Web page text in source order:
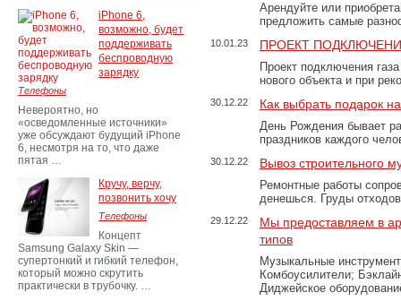
Арендуйте или
предложить самые
10.01.23 ПРОЕКТ
Проект подключения
нового объекта и при
30.12.22 Как выбрать подарок
День Рождения бывает
праздников каждого
30.12.22 Вывоз строительного
Ремонтные работы
денешься. Груды
29.12.22
Мы предоставляем в
типов
Музыкальные
Комбоусилители;
Диджейское
iPhone 6,
возможно, будет
поддерживать
беспроводную
зарядку
Телефоны
Невероятно, но
«осведомленные источники»
уже обсуждают будущий iPhone
6, несмотря на то, что даже
пятая …
Кручу, верчу,
позвонить хочу
Телефоны
Концепт
Samsung Galaxy Skin —
супертонкий и гибкий телефон,
который можно скрутить
практически в трубочку. …